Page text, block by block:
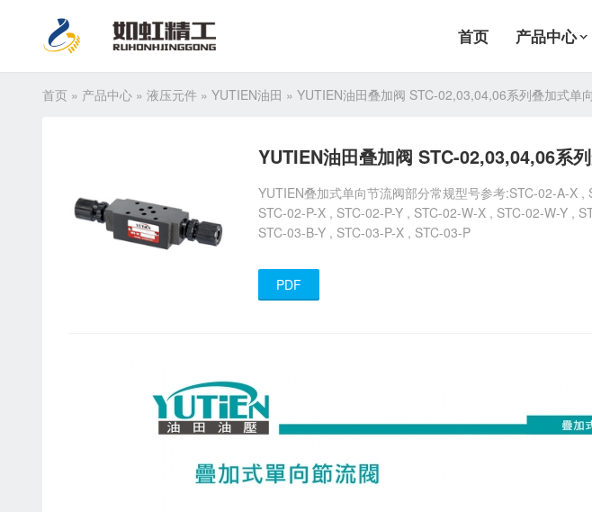
首页 产品中心
首页 » 产品中心 » 液压元件 » YUTIEN油田 » YUTIEN油田叠加阀 STC-02,03,04,06系列叠加式单
YUTIEN油田叠加阀 STC-02,03,04,06系
YUTIEN叠加式单向节流阀部分常规型号参考:STC-02-A-X
STC-02-P-X , STC-02-P-Y , STC-02-W-X , STC-02-W-Y ,
STC-03-B-Y , STC-03-P-X , STC-03-P
PDF